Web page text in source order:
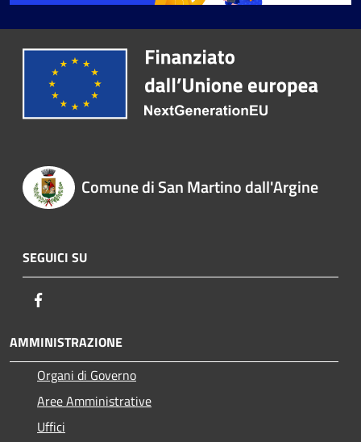
Comune di San Martino dall'Argine
SEGUICI SU
AMMINISTRAZIONE
Organi di Governo
Aree Amministrative
Uffici